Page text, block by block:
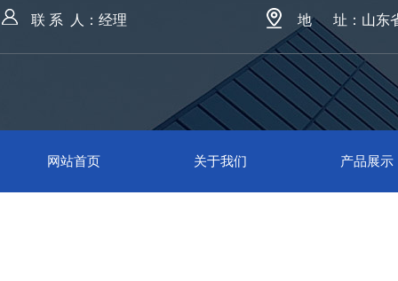
联 系 人：经理 地 址：山东
网站首页 关于我们 产品展示